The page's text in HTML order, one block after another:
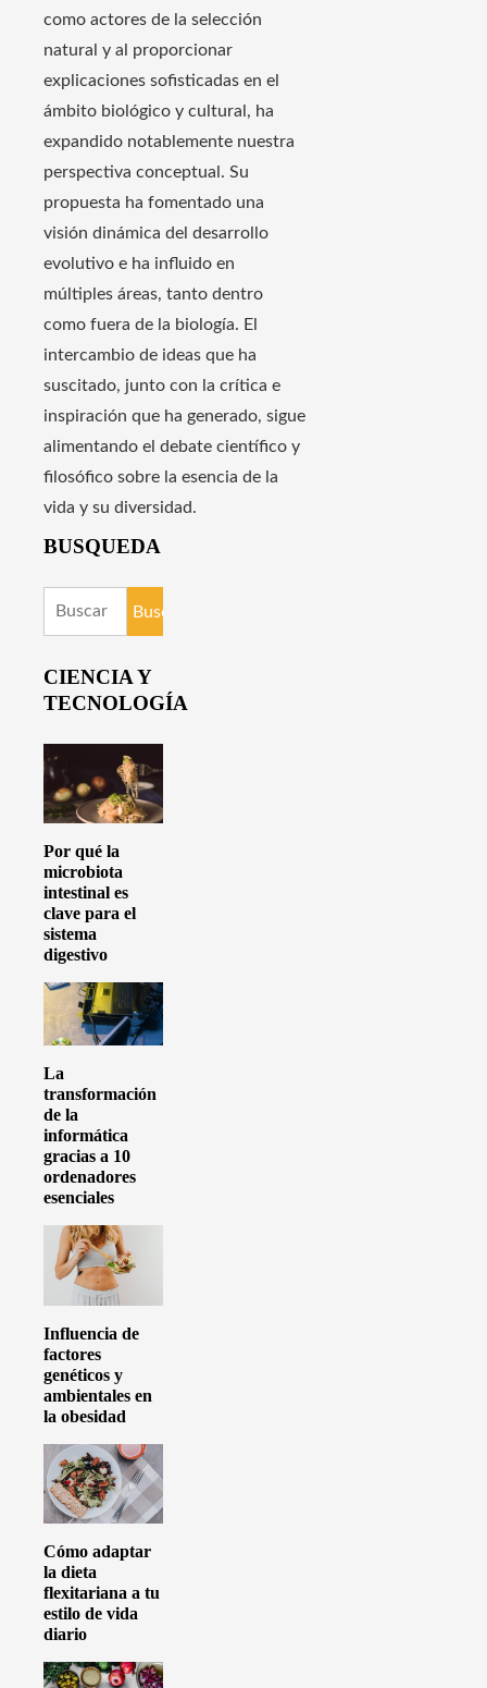
como actores de la selección
natural y al proporcionar
explicaciones sofisticadas en el
ámbito biológico y cultural, ha
expandido notablemente nuestra
perspectiva conceptual. Su
propuesta ha fomentado una
visión dinámica del desarrollo
evolutivo e ha influido en
múltiples áreas, tanto dentro
como fuera de la biología. El
intercambio de ideas que ha
suscitado, junto con la crítica e
inspiración que ha generado, sigue
alimentando el debate científico y
filosófico sobre la esencia de la
vida y su diversidad.
BUSQUEDA
Buscar:
CIENCIA Y
TECNOLOGÍA
Por qué la
microbiota
intestinal es
clave para el
sistema
digestivo
La
transformación
de la
informática
gracias a 10
ordenadores
esenciales
Influencia de
factores
genéticos y
ambientales en
la obesidad
Cómo adaptar
la dieta
flexitariana a tu
estilo de vida
diario